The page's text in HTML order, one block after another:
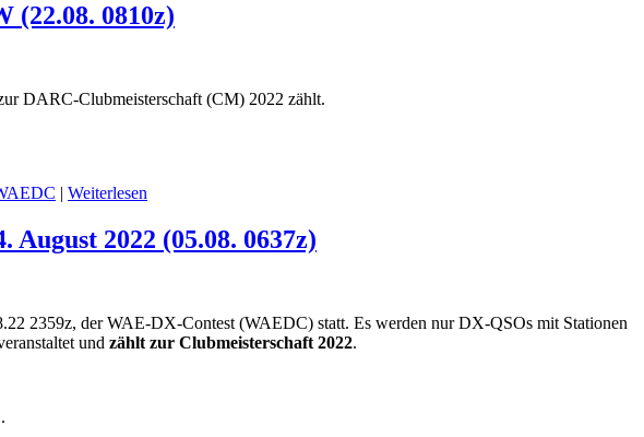
(22.08. 0810z)
DARC-Clubmeisterschaft (CM) 2022 zählt.
| Weiterlesen
August 2022 (05.08. 0637z)
2359z, der WAE-DX-Contest (WAEDC) statt. Es werden nur DX-QSOs mit Stationen
und zählt zur Clubmeisterschaft 2022.